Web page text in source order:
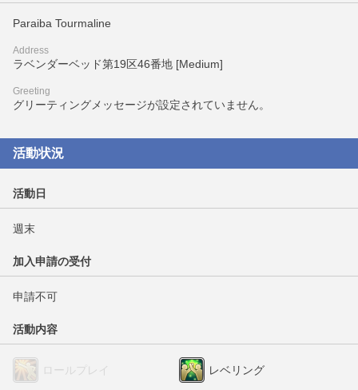
Paraiba Tourmaline
Address
ラベンダーベッド第19区46番地 [Medium]
Greeting
グリーティングメッセージが設定されていません。
活動状況
活動日
週末
加入申請の受付
申請不可
活動内容
ロールプレイ レベリング